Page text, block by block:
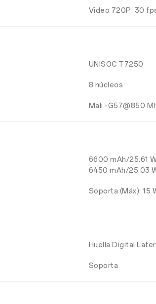
Video 720P: 30
UNISOC T7250
8 núcleos
Mali -G57@850
6600 mAh/25.61
6450 mAh/25.03
Soporta (Máx): 15
Huella Digital
Soporta